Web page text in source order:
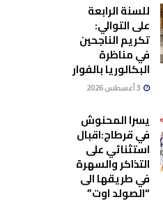
للسنة الرابعة
على التوالي:
تكريم الناجحين
في مناظرة
البكالوريا بالفوار
يسرا المحنوش
في قرطاج:اقبال
استثنائي على
التذاكر والسهرة
في طريقها الى
“الصولد اوت”